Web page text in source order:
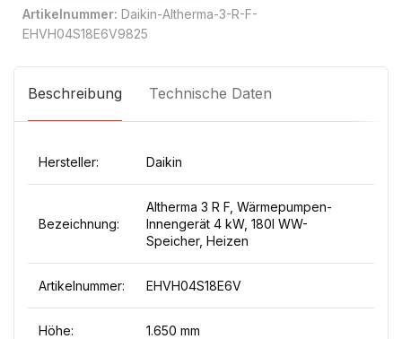
Artikelnummer: Daikin-Altherma-3-R-F-
EHVH04S18E6V9825
Beschreibung Technische Daten
Hersteller: Daikin
Bezeichnung:
Altherma 3 R F, Wärmepumpen-
Innengerät 4 kW, 180l WW-
Speicher, Heizen
Artikelnummer: EHVH04S18E6V
Höhe: 1.650 mm